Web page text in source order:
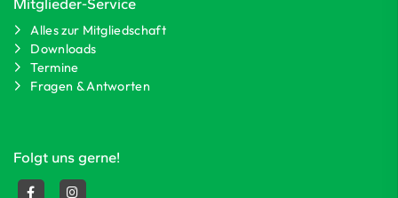
Alles zur Mitgliedschaft
Downloads
Termine
Fragen & Antworten
Folgt uns gerne!